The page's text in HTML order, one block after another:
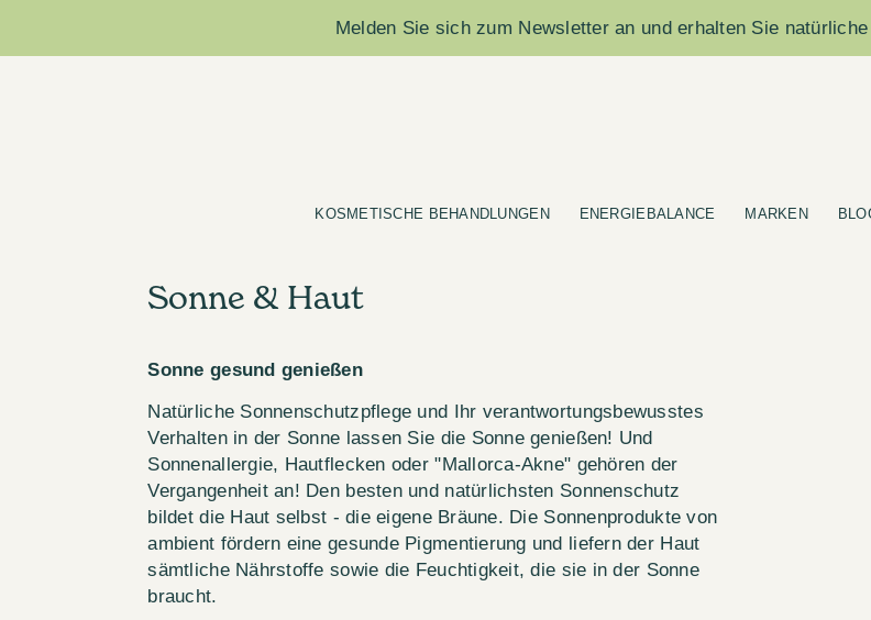
Melden Sie sich zum Newsletter an und erhalten Sie
KOSMETISCHE BEHANDLUNGEN ENERGIEBALANCE MARKEN
Sonne & Haut
Sonne gesund genießen
Natürliche Sonnenschutzpflege und Ihr verantwortungsbewusstes
Verhalten in der Sonne lassen Sie die Sonne genießen! Und
Sonnenallergie, Hautflecken oder "Mallorca-Akne" gehören der
Vergangenheit an! Den besten und natürlichsten Sonnenschutz
bildet die Haut selbst - die eigene Bräune. Die Sonnenprodukte von
ambient fördern eine gesunde Pigmentierung und liefern der Haut
sämtliche Nährstoffe sowie die Feuchtigkeit, die sie in der Sonne
braucht.